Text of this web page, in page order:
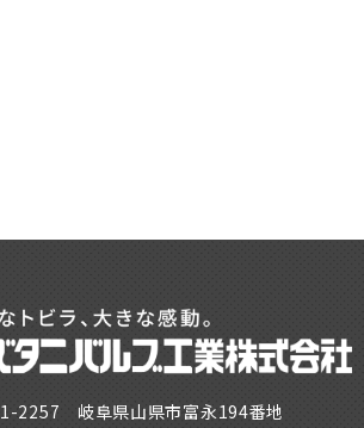
2257 岐阜県山県市富永194番地